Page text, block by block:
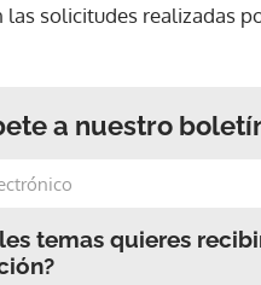
solicitudes realizadas
a nuestro
temas quieres